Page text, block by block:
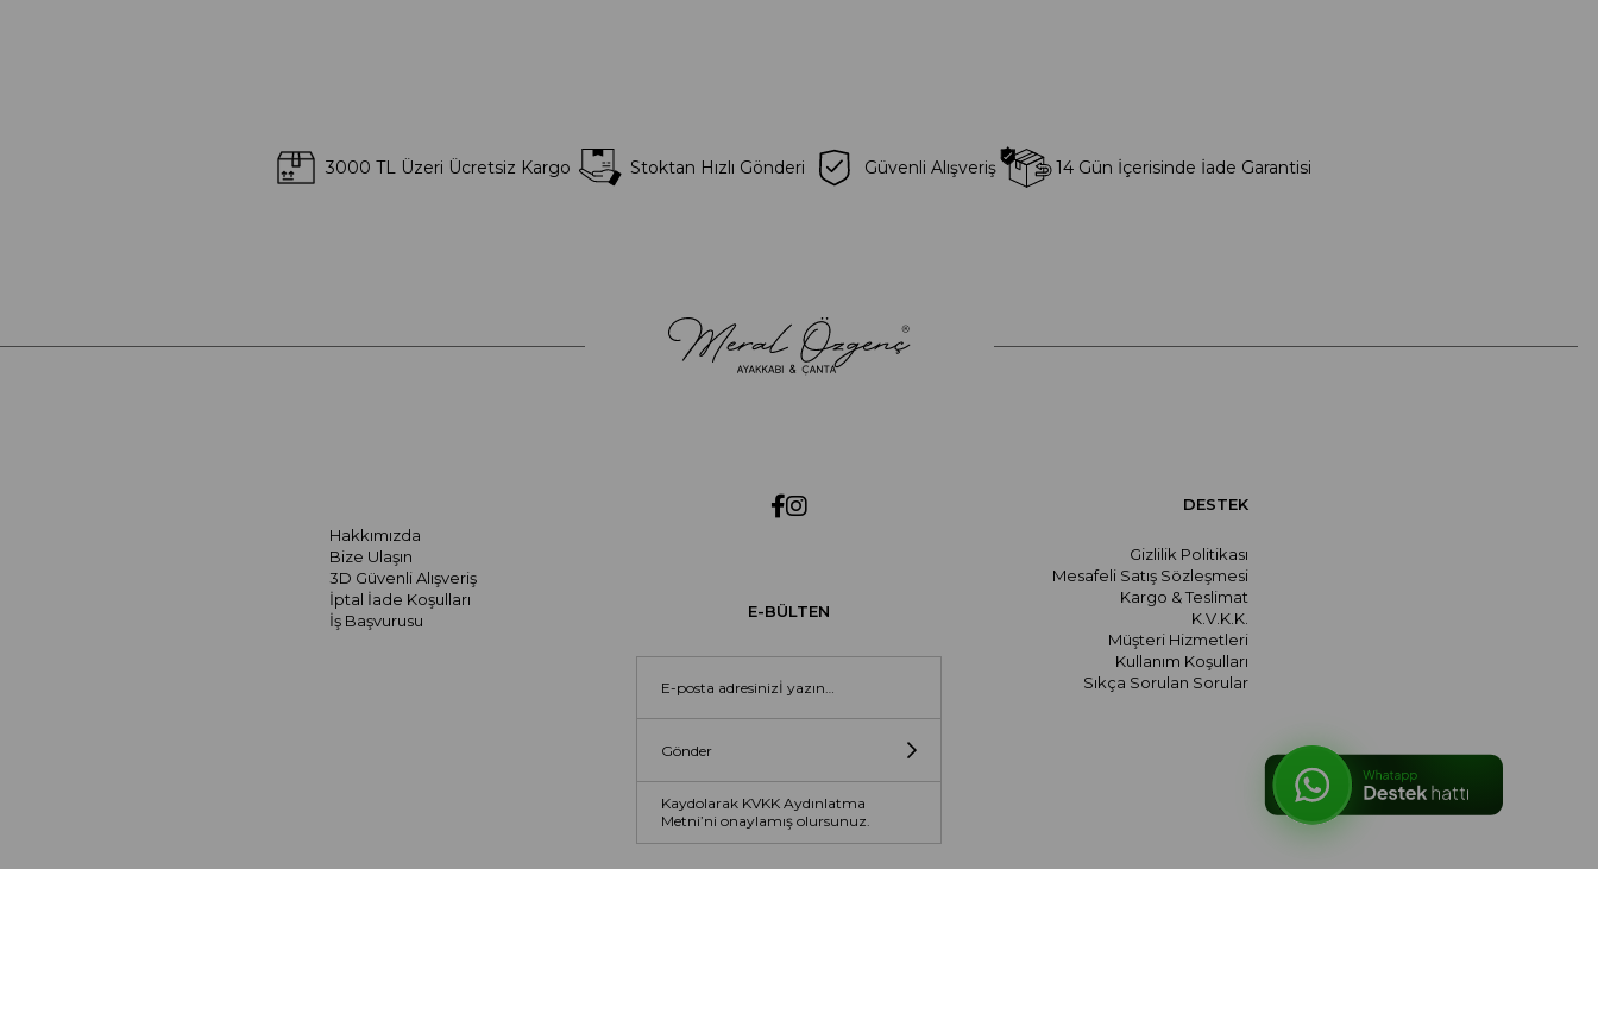
3000 TL Üzeri Ücretsiz Kargo Stoktan Hızlı Gönderi Güvenli Alışveriş 14 Gün İçerisinde İade Garantisi
Hakkımızda
Bize Ulaşın
3D Güvenli Alışveriş
İptal İade Koşulları
İş Başvurusu
E-BÜLTEN
Gönder
Kaydolarak KVKK Aydınlatma
Metni’ni onaylamış olursunuz.
DESTEK
Gizlilik Politikası
Mesafeli Satış Sözleşmesi
Kargo & Teslimat
K.V.K.K.
Müşteri Hizmetleri
Kullanım Koşulları
Sıkça Sorulan Sorular